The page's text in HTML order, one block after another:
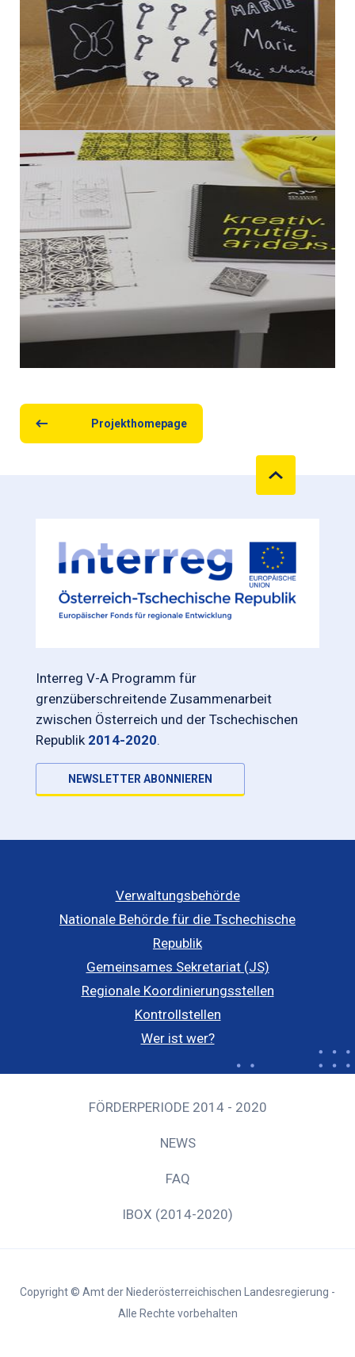
Projekthomepage
Interreg V-A Programm für
grenzüberschreitende Zusammenarbeit
zwischen Österreich und der Tschechischen
Republik 2014-2020.
NEWSLETTER ABONNIEREN
Verwaltungsbehörde
Nationale Behörde für die Tschechische
Republik
Gemeinsames Sekretariat (JS)
Regionale Koordinierungsstellen
Kontrollstellen
Wer ist wer?
FÖRDERPERIODE 2014 - 2020
NEWS
FAQ
IBOX (2014-2020)
Copyright © Amt der Niederösterreichischen Landesregierung -
Alle Rechte vorbehalten